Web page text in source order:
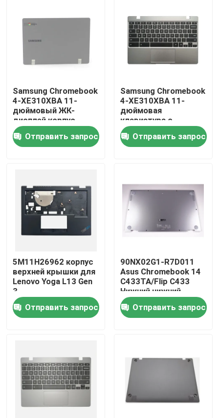
Дома
Контакты
Продукция
Видео
Замена экрана Dell LCD
Замена экрана LCD Acer
Samsung Chromebook
4-XE310XBA 11-
дюймовый ЖК-
дисплей корпус
задней крышки
Тёмно-серое BA98-
01974B
Отправить запрос
Samsung Chromebook
4-XE310XBA 11-
дюймовая
клавиатура с
подложкой на
ладонь Серебряный
BA98-01976A BA61-
Отправить запрос
5M11H26962 корпус
верхней крышки для
Lenovo Yoga L13 Gen
3
Отправить запрос
90NX02G1-R7D011
Asus Chromebook 14
C433TA/Flip C433
Нижний нижний
корпус Серебро
Отправить запрос